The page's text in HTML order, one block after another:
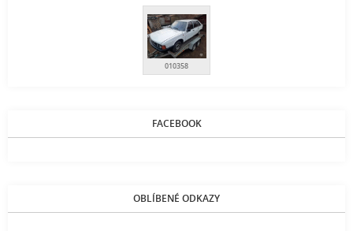
010358
FACEBOOK
OBLÍBENÉ ODKAZY